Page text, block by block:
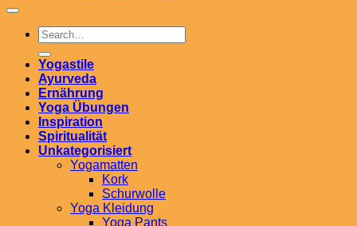
Yogastile
Ayurveda
Ernährung
Yoga Übungen
Inspiration
Spiritualität
Unkategorisiert
Yogamatten
Kork
Schurwolle
Yoga Kleidung
Yoga Pants